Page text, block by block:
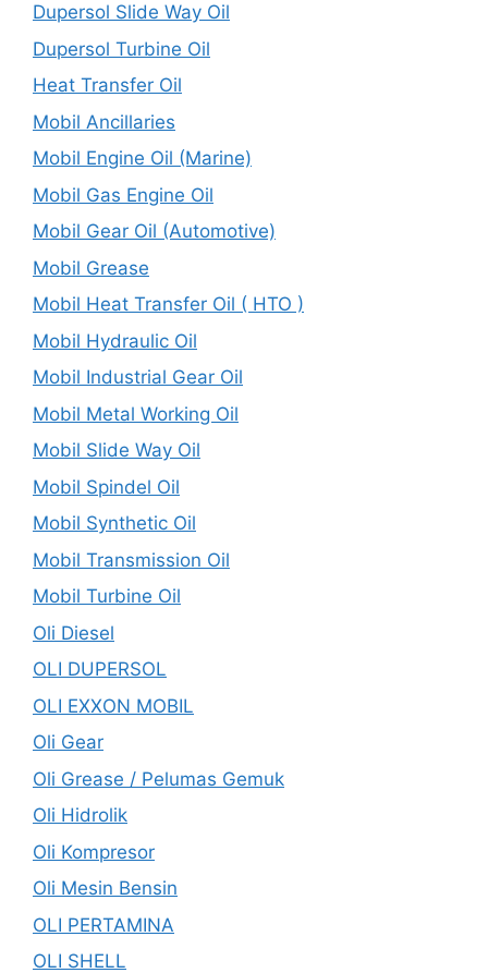
Dupersol Slide Way Oil
Dupersol Turbine Oil
Heat Transfer Oil
Mobil Ancillaries
Mobil Engine Oil (Marine)
Mobil Gas Engine Oil
Mobil Gear Oil (Automotive)
Mobil Grease
Mobil Heat Transfer Oil ( HTO )
Mobil Hydraulic Oil
Mobil Industrial Gear Oil
Mobil Metal Working Oil
Mobil Slide Way Oil
Mobil Spindel Oil
Mobil Synthetic Oil
Mobil Transmission Oil
Mobil Turbine Oil
Oli Diesel
OLI DUPERSOL
OLI EXXON MOBIL
Oli Gear
Oli Grease / Pelumas Gemuk
Oli Hidrolik
Oli Kompresor
Oli Mesin Bensin
OLI PERTAMINA
OLI SHELL